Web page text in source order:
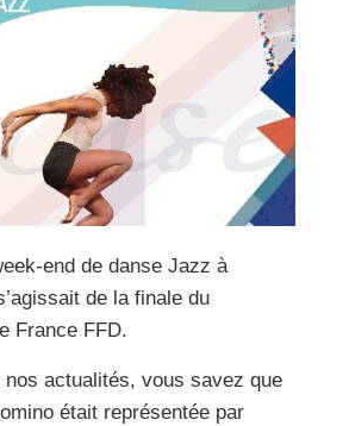
end de danse Jazz à
de la finale du
France FFD.
actualités, vous savez que
était représentée par